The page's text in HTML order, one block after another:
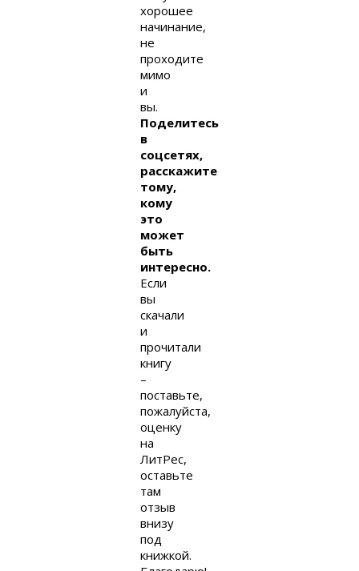
хорошее
начинание,
не
проходите
мимо
и
вы.
Поделитесь
в
соцсетях,
расскажите
тому,
кому
это
может
быть
интересно.
Если
вы
скачали
и
прочитали
книгу
–
поставьте,
пожалуйста,
оценку
на
ЛитРес,
оставьте
там
отзыв
внизу
под
книжкой.